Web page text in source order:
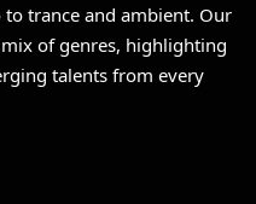
trance and ambient. Our
of genres, highlighting
talents from every